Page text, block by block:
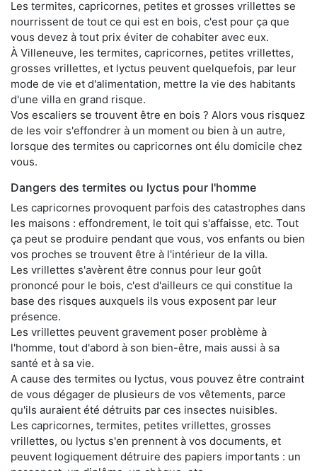
Les termites, capricornes, petites et grosses vrillettes se
nourrissent de tout ce qui est en bois, c'est pour ça que
vous devez à tout prix éviter de cohabiter avec eux.
À Villeneuve, les termites, capricornes, petites vrillettes,
grosses vrillettes, et lyctus peuvent quelquefois, par leur
mode de vie et d'alimentation, mettre la vie des habitants
d'une villa en grand risque.
Vos escaliers se trouvent être en bois ? Alors vous risquez
de les voir s'effondrer à un moment ou bien à un autre,
lorsque des termites ou capricornes ont élu domicile chez
vous.
Dangers des termites ou lyctus pour l'homme
Les capricornes provoquent parfois des catastrophes dans
les maisons : effondrement, le toit qui s'affaisse, etc. Tout
ça peut se produire pendant que vous, vos enfants ou bien
vos proches se trouvent être à l'intérieur de la villa.
Les vrillettes s'avèrent être connus pour leur goût
prononcé pour le bois, c'est d'ailleurs ce qui constitue la
base des risques auxquels ils vous exposent par leur
présence.
Les vrillettes peuvent gravement poser problème à
l'homme, tout d'abord à son bien-être, mais aussi à sa
santé et à sa vie.
A cause des termites ou lyctus, vous pouvez être contraint
de vous dégager de plusieurs de vos vêtements, parce
qu'ils auraient été détruits par ces insectes nuisibles.
Les capricornes, termites, petites vrillettes, grosses
vrillettes, ou lyctus s'en prennent à vos documents, et
peuvent logiquement détruire des papiers importants : un